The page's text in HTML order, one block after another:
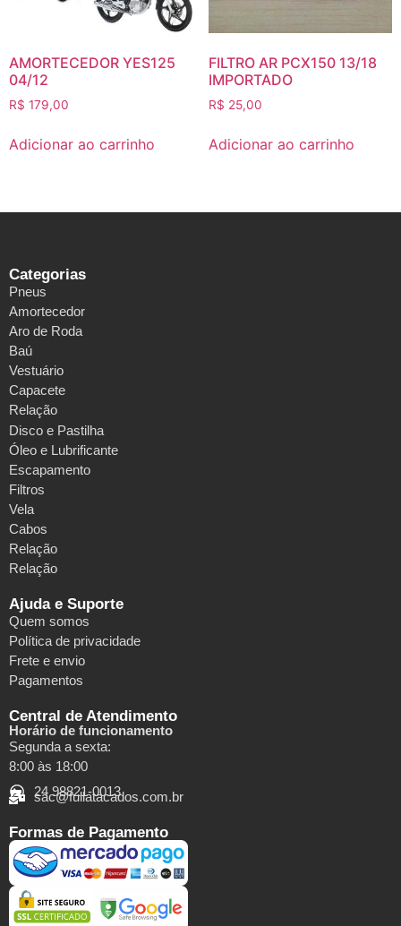
AMORTECEDOR YES125
04/12
R$ 179,00
Adicionar ao carrinho
FILTRO AR PCX150 13/18
IMPORTADO
R$ 25,00
Adicionar ao carrinho
Categorias
Pneus
Amortecedor
Aro de Roda
Baú
Vestuário
Capacete
Relação
Disco e Pastilha
Óleo e Lubrificante
Escapamento
Filtros
Vela
Cabos
Relação
Relação
Ajuda e Suporte
Quem somos
Política de privacidade
Frete e envio
Pagamentos
Central de Atendimento
Horário de funcionamento
Segunda a sexta:
8:00 às 18:00
24 98821-0013
sac@fullatacados.com.br
Formas de Pagamento